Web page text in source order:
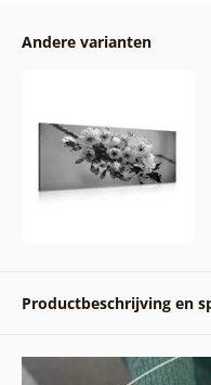
Andere varianten
Productbeschrijving en